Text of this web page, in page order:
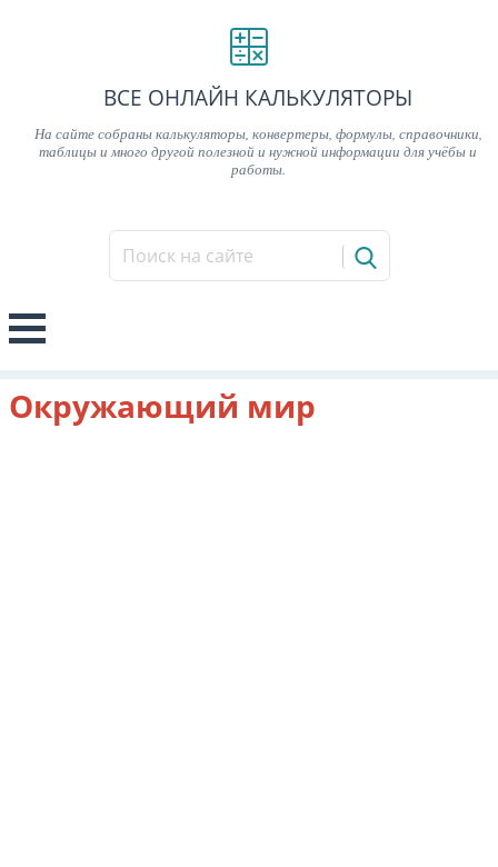
ВСЕ ОНЛАЙН КАЛЬКУЛЯТОРЫ
На сайте собраны калькуляторы, конвертеры, формулы, справочники,
таблицы и много другой полезной и нужной информации для учёбы и
работы.
Окружающий мир